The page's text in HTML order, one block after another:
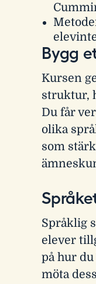
Bygg
Kursen
struktur,
Du får
olika
som
Språklig
elever
på hur
möta